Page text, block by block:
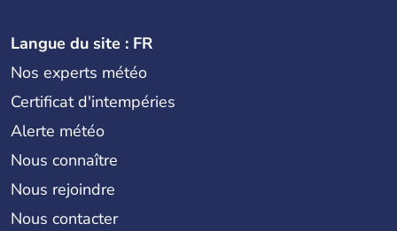
Langue du site : FR
Nos experts météo
Certificat d'intempéries
Alerte météo
Nous connaître
Nous rejoindre
Nous contacter